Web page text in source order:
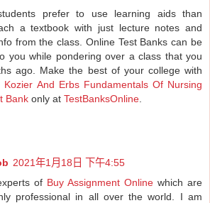
prefer to use learning aids than
a textbook with just lecture notes and
from the class. Online Test Banks can be
you while pondering over a class that you
ago. Make the best of your college with
Kozier And Erbs Fundamentals Of Nursing
Bank only at TestBanksOnline
2021年1月18日 下午4:55
of Buy Assignment Online which are
professional in all over the world. I am